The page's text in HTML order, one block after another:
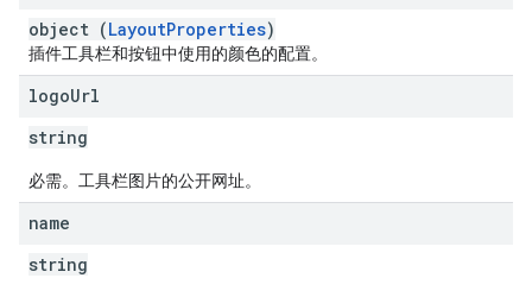
object (LayoutProperties)
插件工具栏和按钮中使用的颜色的配置。
logoUrl
string
必需。 工具栏图片的公开网址。
name
string